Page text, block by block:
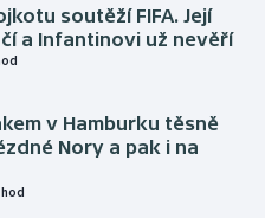
soutěží FIFA. Její
a Infantinovi už nevěří
v Hamburku těsně
Nory a pak i na